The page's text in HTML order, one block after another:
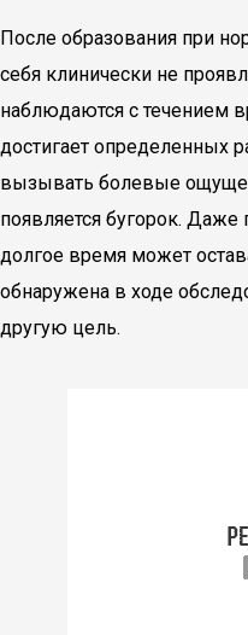
После образования при
себя клинически не
наблюдаются с течением
достигает определенных
вызывать болевые
появляется бугорок.
долгое время может
обнаружена в ходе
другую цель.